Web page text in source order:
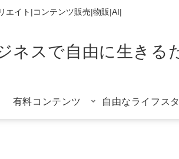
エイト|コンテンツ販売|物販|AI|
ネスで自由に生きる
有料コンテンツ 自由なライフス